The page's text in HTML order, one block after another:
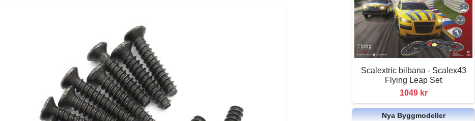
Scalextric bilbana - Scalex43
Flying Leap Set
1049 kr
Nya Byggmodeller